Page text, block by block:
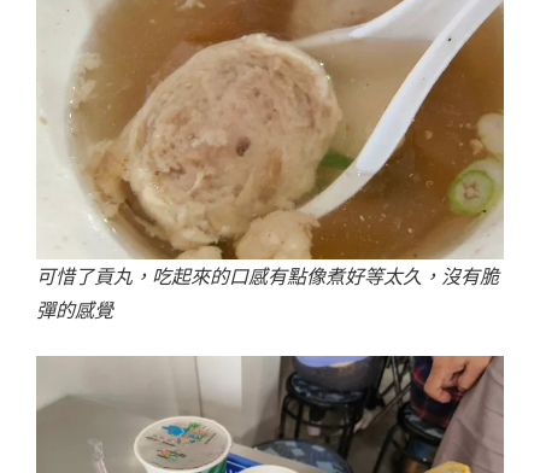
可惜了貢丸，吃起來的口感有點像煮好等太久，沒有脆
彈的感覺